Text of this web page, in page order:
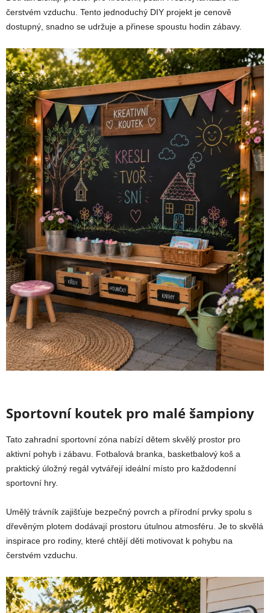
čerstvém vzduchu. Tento jednoduchý DIY projekt je cenově
dostupný, snadno se udržuje a přinese spoustu hodin zábavy.
Sportovní koutek pro malé šampiony
Tato zahradní sportovní zóna nabízí dětem skvělý prostor pro
aktivní pohyb i zábavu. Fotbalová branka, basketbalový koš a
praktický úložný regál vytvářejí ideální místo pro každodenní
sportovní hry.
Umělý trávník zajišťuje bezpečný povrch a přírodní prvky spolu s
dřevěným plotem dodávají prostoru útulnou atmosféru. Je to skvělá
inspirace pro rodiny, které chtějí děti motivovat k pohybu na
čerstvém vzduchu.